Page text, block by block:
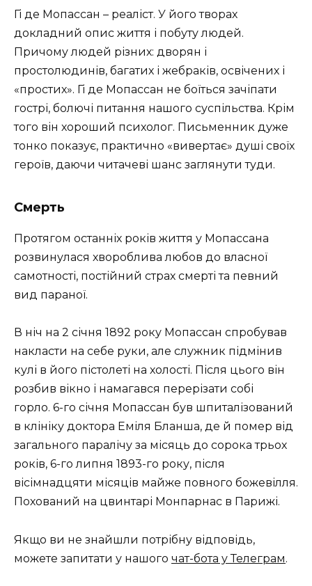
Гі де Мопассан – реаліст. У його творах
докладний опис життя і побуту людей.
Причому людей різних: дворян і
простолюдинів, багатих і жебраків, освічених і
«простих». Гі де Мопассан не боїться зачіпати
гострі, болючі питання нашого суспільства. Крім
того він хороший психолог. Письменник дуже
тонко показує, практично «вивертає» душі своїх
героїв, даючи читачеві шанс заглянути туди.
Смерть
Протягом останніх років життя у Мопассана
розвинулася хвороблива любов до власної
самотності, постійний страх смерті та певний
вид параної.
В ніч на 2 січня 1892 року Мопассан спробував
накласти на себе руки, але служник підмінив
кулі в його пістолеті на холості. Після цього він
розбив вікно і намагався перерізати собі
горло. 6-го січня Мопассан був шпиталізований
в клініку доктора Еміля Бланша, де й помер від
загального паралічу за місяць до сорока трьох
років, 6-го липня 1893-го року, після
вісімнадцяти місяців майже повного божевілля.
Похований на цвинтарі Монпарнас в Парижі.
Якщо ви не знайшли потрібну відповідь,
можете запитати у нашого чат-бота у Телеграм.